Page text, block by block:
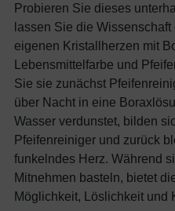
Probieren Sie dieses
lassen Sie die
eigenen Kristallherzen mit
Lebensmittelfarbe und
Sie sie zunächst
über Nacht in eine
Wasser verdunstet, bilden
Pfeifenreiniger und zurück
funkelndes Herz. Während
Mitnehmen basteln, bietet
Möglichkeit, Löslichkeit und